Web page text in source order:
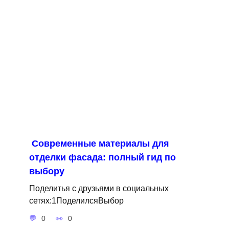
Современные материалы для
отделки фасада: полный гид по
выбору
Поделитья с друзьями в социальных
сетях:1ПоделилсяВыбор
0 0